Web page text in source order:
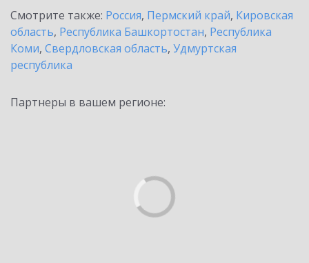
Смотрите также: Россия, Пермский край, Кировская
область, Республика Башкортостан, Республика
Коми, Свердловская область, Удмуртская
республика
Партнеры в вашем регионе: